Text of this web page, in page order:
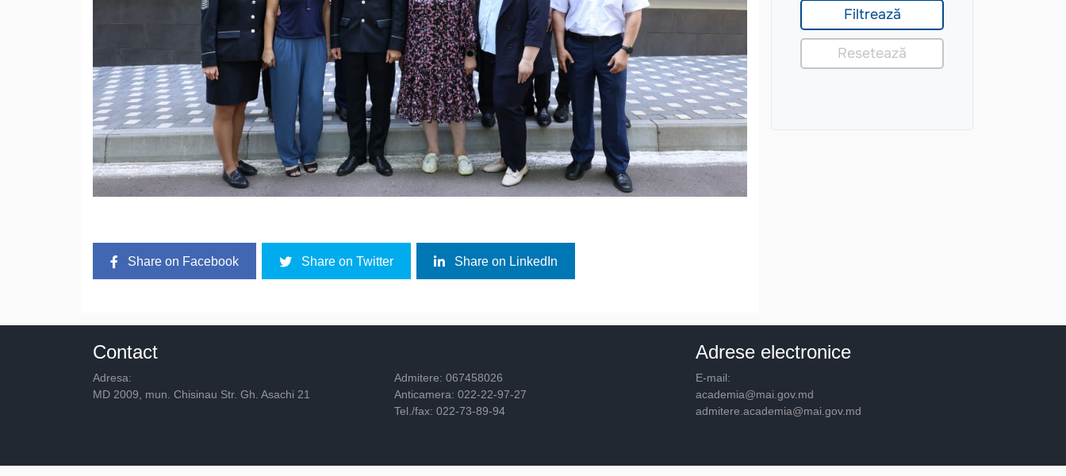
Share on Facebook Share on Twitter Share on LinkedIn
Contact
Adresa:
MD 2009, mun. Chisinau Str. Gh. Asachi 21
Admitere: 067458026
Anticamera: 022-22-97-27
Tel./fax: 022-73-89-94
Adrese electronice
E-mail:
academia@mai.gov.md
admitere.academia@mai.gov.md